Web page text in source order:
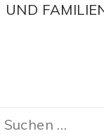
UND
Suchen